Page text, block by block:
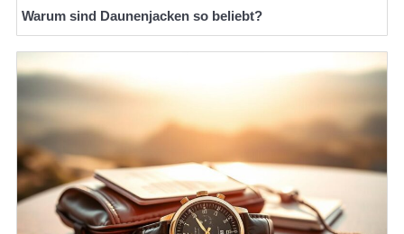
Warum sind Daunenjacken so beliebt?